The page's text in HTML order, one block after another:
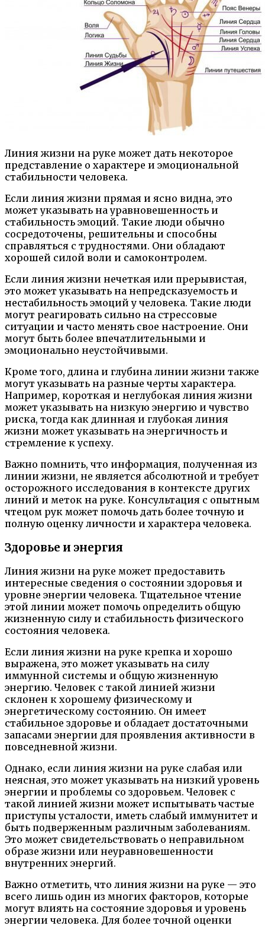
Линия жизни на руке может дать некоторое
представление о характере и эмоциональной
стабильности человека.
Если линия жизни прямая и ясно видна, это
может указывать на уравновешенность и
стабильность эмоций. Такие люди обычно
сосредоточены, решительны и способны
справляться с трудностями. Они обладают
хорошей силой воли и самоконтролем.
Если линия жизни нечеткая или прерывистая,
это может указывать на непредсказуемость и
нестабильность эмоций у человека. Такие люди
могут реагировать сильно на стрессовые
ситуации и часто менять свое настроение. Они
могут быть более впечатлительными и
эмоционально неустойчивыми.
Кроме того, длина и глубина линии жизни также
могут указывать на разные черты характера.
Например, короткая и неглубокая линия жизни
может указывать на низкую энергию и чувство
риска, тогда как длинная и глубокая линия
жизни может указывать на энергичность и
стремление к успеху.
Важно помнить, что информация, полученная из
линии жизни, не является абсолютной и требует
осторожного исследования в контексте других
линий и меток на руке. Консультация с опытным
чтецом рук может помочь дать более точную и
полную оценку личности и характера человека.
Здоровье и энергия
Линия жизни на руке может предоставить
интересные сведения о состоянии здоровья и
уровне энергии человека. Тщательное чтение
этой линии может помочь определить общую
жизненную силу и стабильность физического
состояния человека.
Если линия жизни на руке крепка и хорошо
выражена, это может указывать на силу
иммунной системы и общую жизненную
энергию. Человек с такой линией жизни
склонен к хорошему физическому и
энергетическому состоянию. Он имеет
стабильное здоровье и обладает достаточными
запасами энергии для проявления активности в
повседневной жизни.
Однако, если линия жизни на руке слабая или
неясная, это может указывать на низкий уровень
энергии и проблемы со здоровьем. Человек с
такой линией жизни может испытывать частые
приступы усталости, иметь слабый иммунитет и
быть подверженным различным заболеваниям.
Это может свидетельствовать о неправильном
образе жизни или неуравновешенности
внутренних энергий.
Важно отметить, что линия жизни на руке — это
всего лишь один из многих факторов, которые
могут влиять на состояние здоровья и уровень
энергии человека. Для более точной оценки